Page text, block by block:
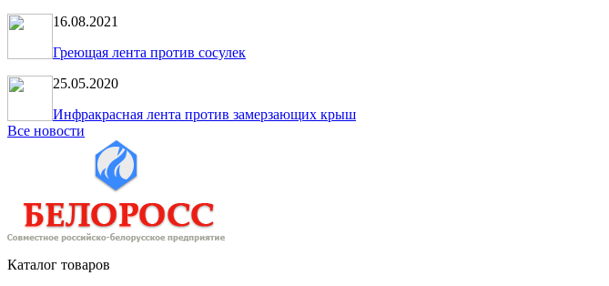
16.08.2021
Греющая лента против сосулек
25.05.2020
Инфракрасная лента против замерзающих крыш
Все новости
Каталог товаров